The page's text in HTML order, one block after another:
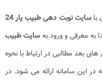
باسایت نوبت دهی طبیب یار 24
به معرفی و ورود به سایت طبیب
بعد مطالبی در ارتباط با نحوه
در این سامانه ارائه می شود. در